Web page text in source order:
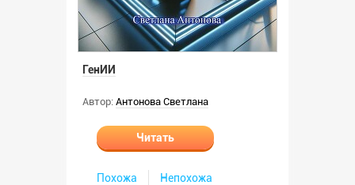
ГенИИ
Автор: Антонова Светлана
Читать
Похожа Непохожа